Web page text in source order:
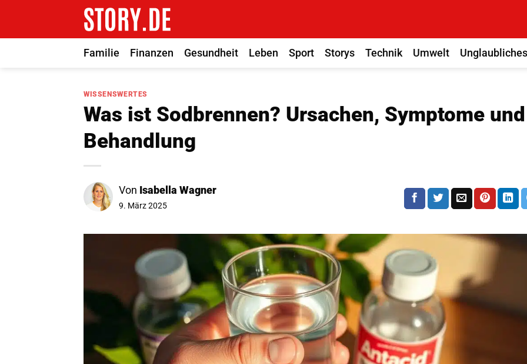
springen
Familie
Finanzen Gesundheit Leben Sport Storys Technik Umwelt Unglaubliches
WISSENSWERTES
Was ist Sodbrennen? Ursachen, Symptome und
Behandlung
Von Isabella Wagner
9. März 2025